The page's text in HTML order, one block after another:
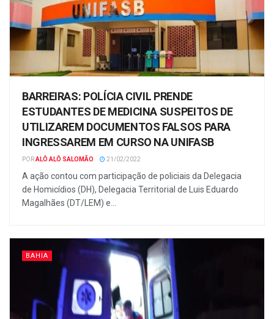
BARREIRAS: POLÍCIA CIVIL PRENDE
ESTUDANTES DE MEDICINA SUSPEITOS DE
UTILIZAREM DOCUMENTOS FALSOS PARA
INGRESSAREM EM CURSO NA UNIFASB
PORALÔ ALÔ SALOMÃO 21/02/2022
A ação contou com participação de policiais da Delegacia
de Homicídios (DH), Delegacia Territorial de Luis Eduardo
Magalhães (DT/LEM) e...
BAHIA